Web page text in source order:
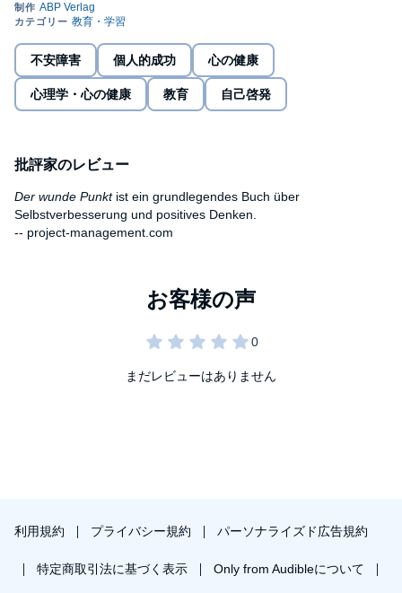
Dieses Hörbuch will einen vergnüglichen Weg zum Glücklichsein
aufzeigen, einen Weg, der auf der Verantwortlichkeit und
Verpflichtung sich selbst gegenüber beruht, auf der Lebenslust
und dem Bedürfnis, alles das zu sein, wofür man sich im
jeweiligen Augenblick entschieden hat.
Jedes Kapitel dieses Hörbuches ist wie eine Beratungsstunde
aufgebaut, um so viel Gelegenheit zur Selbsthilfe wie nur möglich
sowie auf ihre historischen Ursprünge innerhalb unserer Kultur -
wie wir unsere Ängste überwinden können,
kann, wenn wir selbst gelassen die Verantwortung für
Wayne W. Dyer, geboren am 10. Mai 1940 in Detroit (Michigan).
Psychotherapeut, Autor und Redner zu Fragen der Selbstfindung
bei Hamburg. Übersetzung von Lieselotte Mietzner (P)2020 ABP
不安障害 個人的成功 心の健康
心理学・心の健康 教育 自己啓発
批評家のレビュー
Der wunde Punktist ein grundlegendes Buch über
Selbstverbesserung und positives Denken.
-- project-management.com
まだレビューはありません
利用規約 プライバシー規約 パーソナライズド広告規約
特定商取引法に基づく表示 Only from Audibleについて